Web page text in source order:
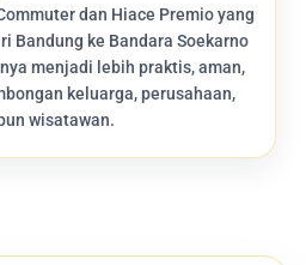
dan Hiace Premio yang
Bandung ke Bandara Soekarno
menjadi lebih praktis, aman,
keluarga, perusahaan,
wisatawan.